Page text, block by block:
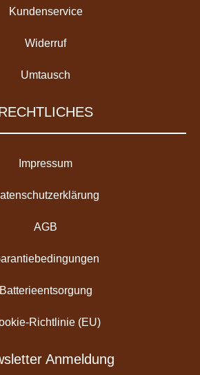
Kundenservice
Widerruf
Umtausch
Impressum
AGB
Batterieentsorgung
Richtlinie (EU)
Anmeldung